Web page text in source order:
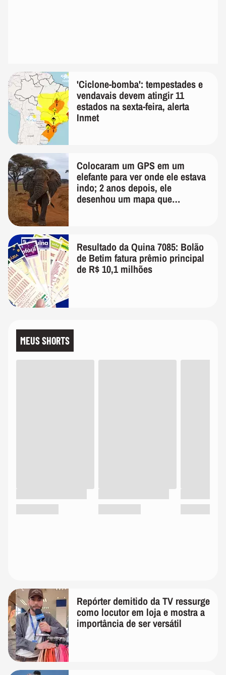
'Ciclone-bomba': tempestades e
vendavais devem atingir 11
estados na sexta-feira, alerta
Inmet
Colocaram um GPS em um
elefante para ver onde ele estava
indo; 2 anos depois, ele
desenhou um mapa que
Resultado da Quina 7085: Bolão
de Betim fatura prêmio principal
de R$ 10,1 milhões
MEUS SHORTS
Repórter demitido da TV ressurge
como locutor em loja e mostra a
importância de ser versátil